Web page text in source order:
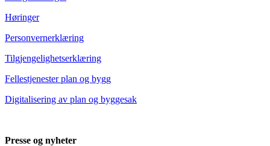
Høringer
Personvernerklæring
Tilgjengelighetserklæring
Fellestjenester plan og bygg
Digitalisering av plan og byggesak
Presse og nyheter